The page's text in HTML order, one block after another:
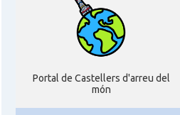
Portal de Castellers d'arreu del
món